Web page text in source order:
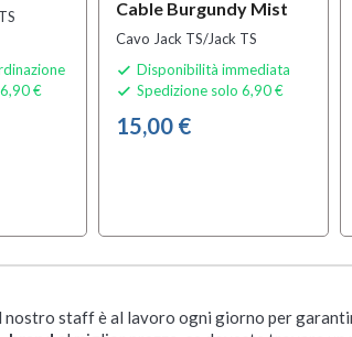
€
Cable Burgundy Mist
Cavo Jack TS/Jack TS
 Disponibilità immediata
 Spedizione solo 6,90 €
15,00 €
nostro staff è al lavoro ogni giorno per